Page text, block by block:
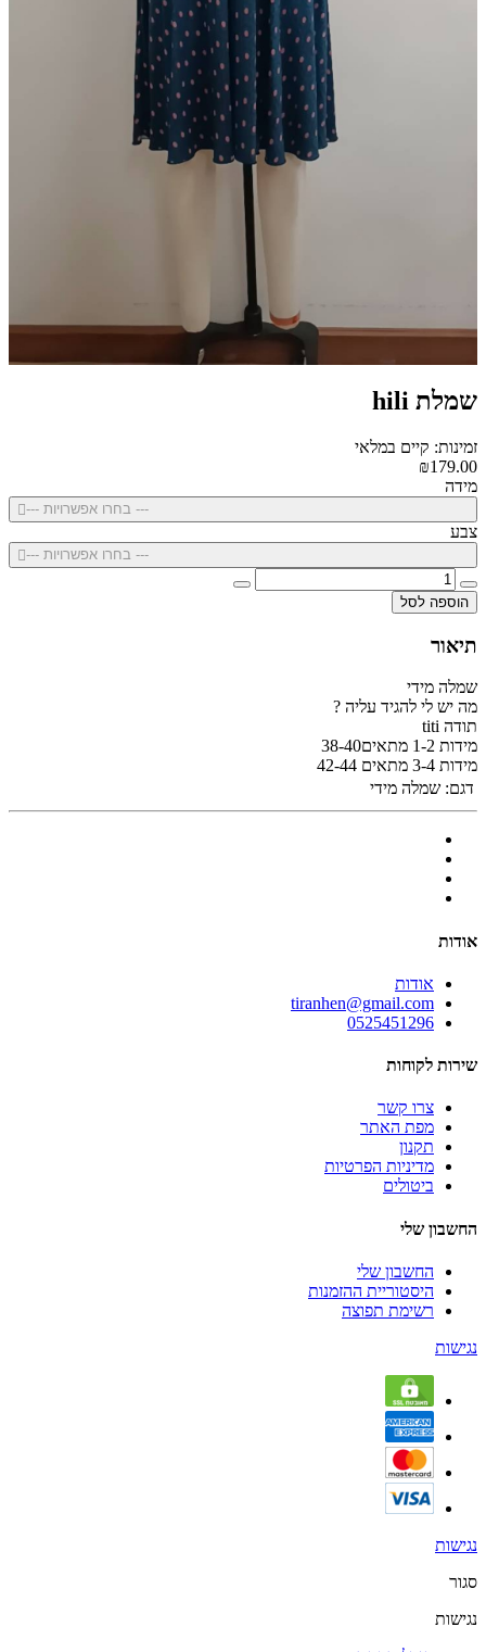
שמלת hili
זמינות: קיים במלאי
₪179.00
מידה
--- בחרו אפשרויות ---
צבע
--- בחרו אפשרויות ---
הוספה לסל
תיאור
שמלה מידי
מה יש לי להגיד עליה ?
תודה titi
מידות 1-2 מתאים38-40
מידות 3-4 מתאים 42-44
דגם: שמלה מידי
אודות
אודות
tiranhen@gmail.com
0525451296
שירות לקוחות
צרו קשר
מפת האתר
תקנון
מדיניות הפרטיות
ביטולים
החשבון שלי
החשבון שלי
היסטוריית ההזמנות
רשימת תפוצה
נגישות
נגישות
סגור
נגישות